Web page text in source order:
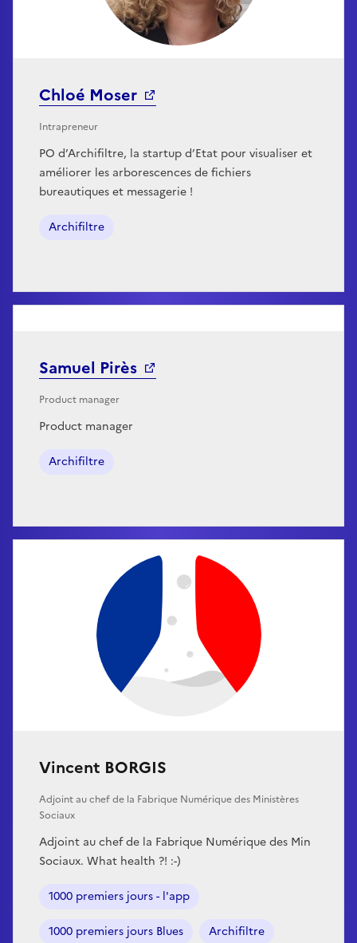
Chloé Moser
Intrapreneur
PO d’Archifiltre, la startup d’Etat pour visualiser et
améliorer les arborescences de fichiers
bureautiques et messagerie !
Archifiltre
Samuel Pirès
Product manager
Product manager
Archifiltre
Vincent BORGIS
Adjoint au chef de la Fabrique Numérique des Ministères
Sociaux
Adjoint au chef de la Fabrique Numérique des Min
Sociaux. What health ?! :-)
1000 premiers jours - l'app
1000 premiers jours Blues Archifiltre